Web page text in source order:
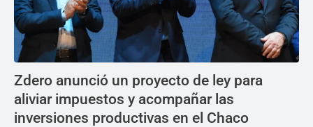
Zdero anunció un proyecto de ley para
aliviar impuestos y acompañar las
inversiones productivas en el Chaco